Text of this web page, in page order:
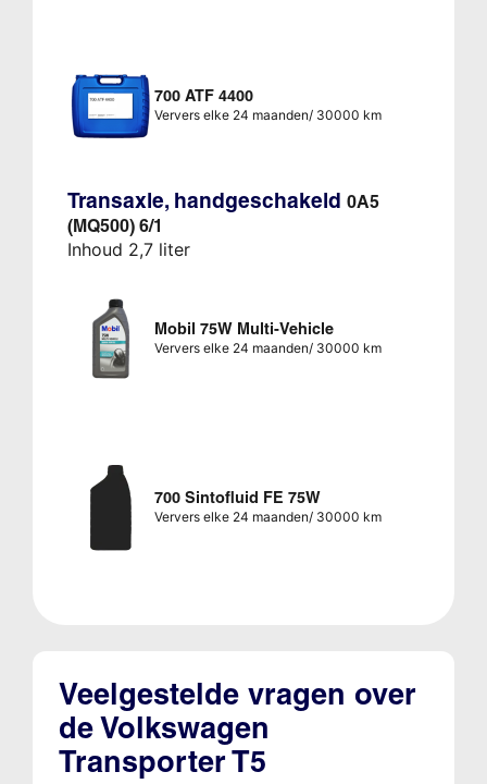
700 ATF 4400
Ververs elke 24 maanden/ 30000 km
Transaxle, handgeschakeld 0A5
(MQ500) 6/1
Inhoud 2,7 liter
Mobil 75W Multi-Vehicle
Ververs elke 24 maanden/ 30000 km
700 Sintofluid FE 75W
Ververs elke 24 maanden/ 30000 km
Veelgestelde vragen over
de Volkswagen
Transporter T5